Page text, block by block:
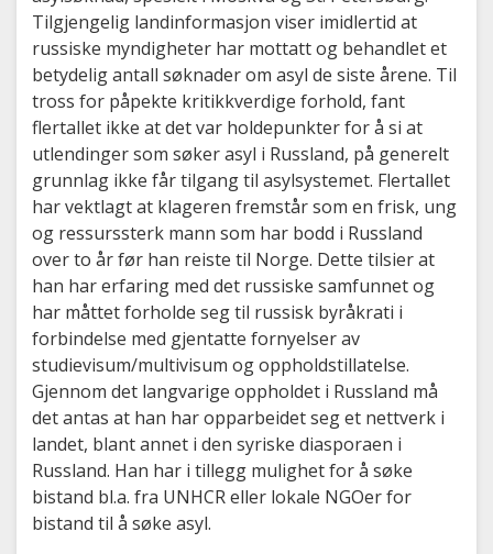
Tilgjengelig landinformasjon viser imidlertid at
russiske myndigheter har mottatt og behandlet et
betydelig antall søknader om asyl de siste årene. Til
tross for påpekte kritikkverdige forhold, fant
flertallet ikke at det var holdepunkter for å si at
utlendinger som søker asyl i Russland, på generelt
grunnlag ikke får tilgang til asylsystemet. Flertallet
har vektlagt at klageren fremstår som en frisk, ung
og ressurssterk mann som har bodd i Russland
over to år før han reiste til Norge. Dette tilsier at
han har erfaring med det russiske samfunnet og
har måttet forholde seg til russisk byråkrati i
forbindelse med gjentatte fornyelser av
studievisum/multivisum og oppholdstillatelse.
Gjennom det langvarige oppholdet i Russland må
det antas at han har opparbeidet seg et nettverk i
landet, blant annet i den syriske diasporaen i
Russland. Han har i tillegg mulighet for å søke
bistand bl.a. fra UNHCR eller lokale NGOer for
bistand til å søke asyl.